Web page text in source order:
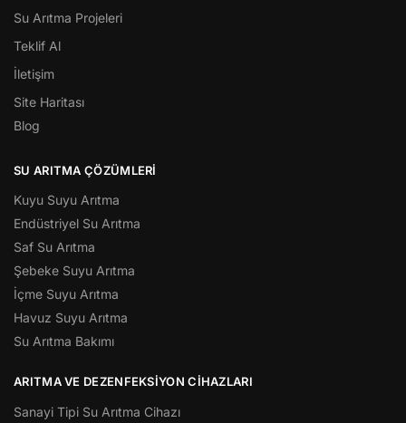
Su Arıtma Projeleri
Teklif Al
İletişim
Site Haritası
Blog
SU ARITMA ÇÖZÜMLERI
Kuyu Suyu Arıtma
Endüstriyel Su Arıtma
Saf Su Arıtma
Şebeke Suyu Arıtma
İçme Suyu Arıtma
Havuz Suyu Arıtma
Su Arıtma Bakımı
ARITMA VE DEZENFEKSIYON CIHAZLARI
Sanayi Tipi Su Arıtma Cihazı